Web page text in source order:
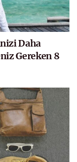
Daha
Gereken 8